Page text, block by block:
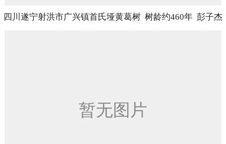
四川遂宁射洪市广兴镇首氏垭黄葛树 树龄约460年 彭子杰